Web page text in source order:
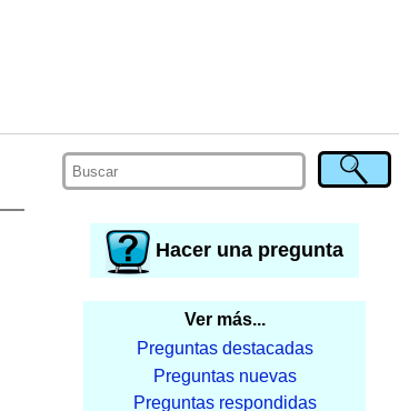
Hacer una pregunta
Ver más...
Preguntas destacadas
Preguntas nuevas
Preguntas respondidas